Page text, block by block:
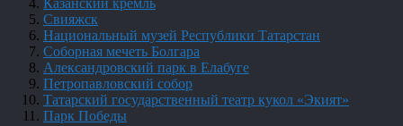
Свияжск
Национальный музей Республики Татарстан
Соборная мечеть Болгара
Александровский парк в Елабуге
Петропавловский собор
Татарский государственный театр кукол «Экият»
Парк Победы